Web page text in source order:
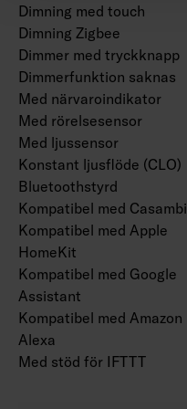
Dimning med touch
Dimning Zigbee
Dimmer med tryckknapp
Dimmerfunktion saknas
Med närvaroindikator
Med rörelsesensor
Med ljussensor
Konstant ljusflöde (CLO)
Bluetoothstyrd
Kompatibel med Casambi
Kompatibel med Apple
HomeKit
Kompatibel med Google
Assistant
Kompatibel med Amazon
Alexa
Med stöd för IFTTT